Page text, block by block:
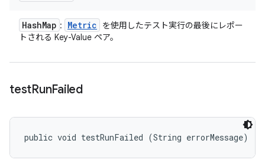
HashMap : Metric
を使用したテスト実行の最後にレポー
トされる Key-Value ペア。
testRunFailed
public void testRunFailed (String errorMessage)